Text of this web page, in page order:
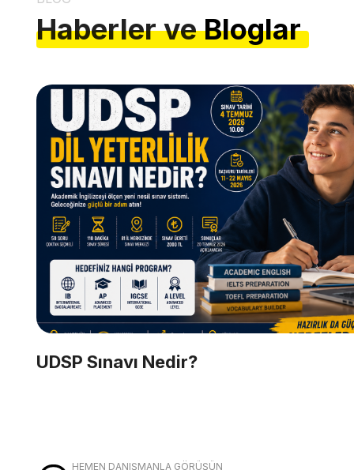
Haberler ve Bloglar
UDSP Sınavı Nedir?
HEMEN DANIŞMANLA GÖRÜŞÜN